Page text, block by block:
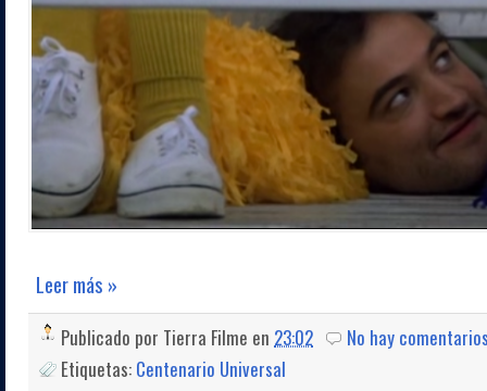
Leer más »
Publicado por Tierra Filme en 23:02
No hay
Etiquetas: Centenario Universal